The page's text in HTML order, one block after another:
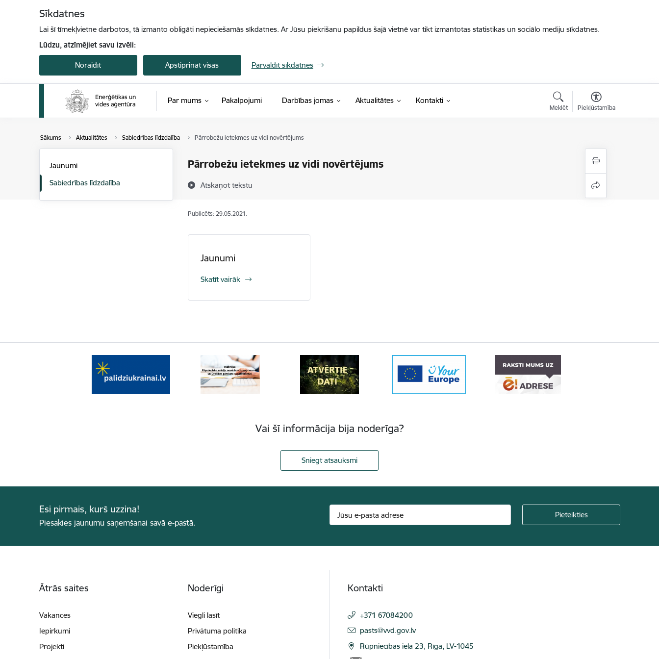
Sīkdatnes
Lai šī tīmekļvietne darbotos, tā izmanto obligāti nepieciešamās sīkdatnes. Ar Jūsu piekrišanu papildus šajā vietnē var tikt izmantotas statistikas un sociālo mediju sīkdatnes.
Lūdzu, atzīmējiet savu izvēli:
Noraidīt Apstiprināt visas Pārvaldīt sīkdatnes
Par mums Pakalpojumi Darbības jomas Aktualitātes Kontakti
Meklēt Piekļūstamība
Sākums Aktualitātes Sabiedrības līdzdalība Pārrobežu ietekmes uz vidi novērtējums
Pārrobežu ietekmes uz vidi novērtējums
Atskaņot tekstu
Jaunumi
Sabiedrības līdzdalība
Publicēts: 29.05.2021.
Jaunumi
Skatīt vairāk
Vai šī informācija bija noderīga?
Sniegt atsauksmi
Esi pirmais, kurš uzzina!
Piesakies jaunumu saņemšanai savā e-pastā.
Ātrās saites
Vakances
Iepirkumi
Projekti
Noderīgi
Viegli lasīt
Privātuma politika
Piekļūstamība
Kontakti
+371 67084200
E-pasts:
pasts@vvd.gov.lv
Rūpniecības iela 23, Rīga, LV-1045